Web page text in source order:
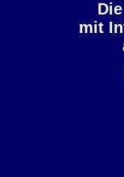
mit